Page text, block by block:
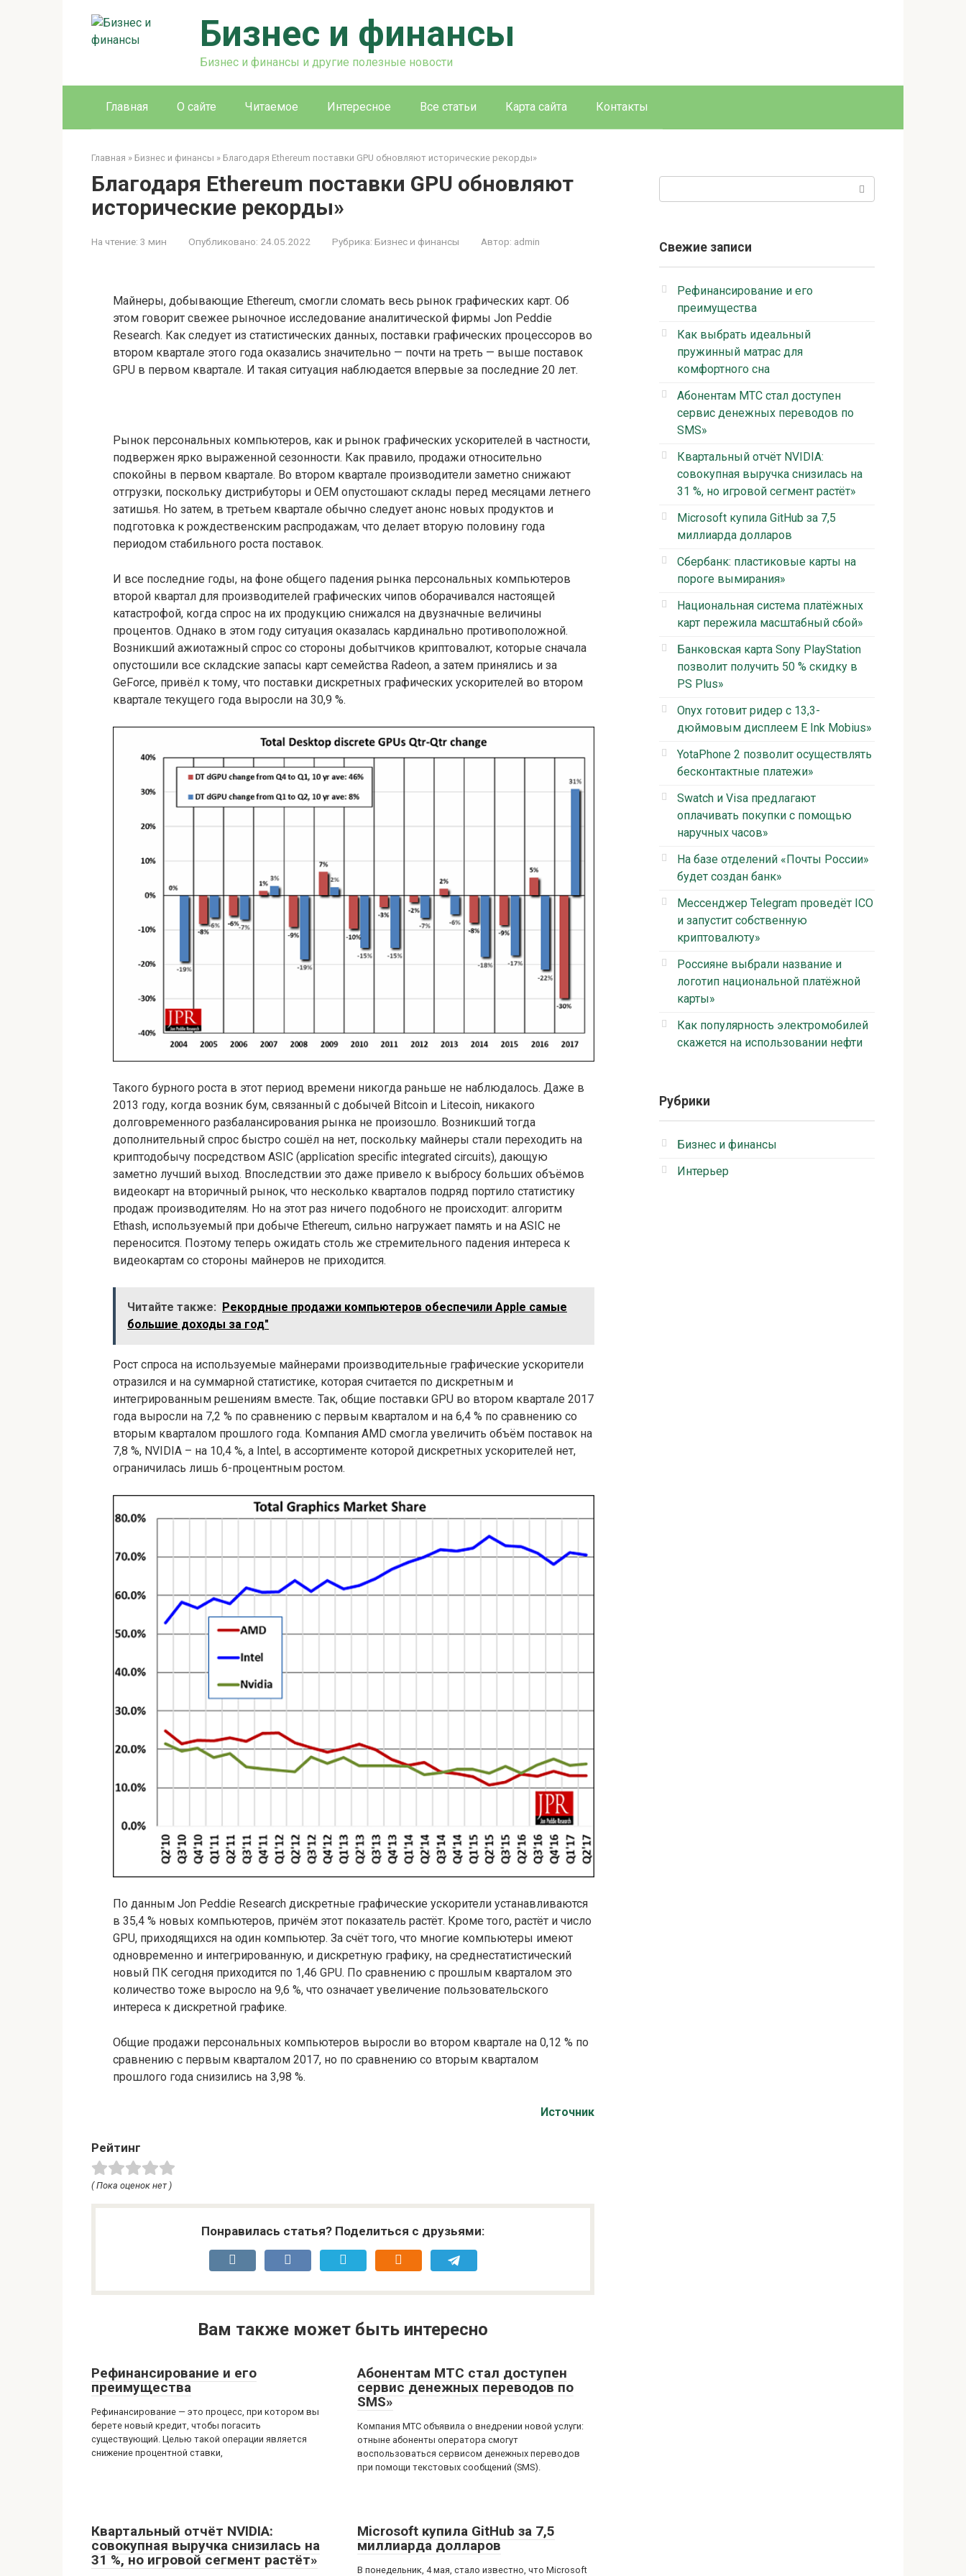
Бизнес и финансы
Бизнес и финансы и другие полезные новости
Главная О сайте Читаемое Интересное Все статьи Карта сайта Контакты
Главная » Бизнес и финансы » Благодаря Ethereum поставки GPU обновляют исторические рекорды»
Благодаря Ethereum поставки GPU обновляют
исторические рекорды»
На чтение: 3 мин Опубликовано: 24.05.2022 Рубрика: Бизнес и финансы Автор: admin
Майнеры, добывающие Ethereum, смогли сломать весь рынок графических карт. Об
этом говорит свежее рыночное исследование аналитической фирмы Jon Peddie
Research. Как следует из статистических данных, поставки графических процессоров во
втором квартале этого года оказались значительно — почти на треть — выше поставок
GPU в первом квартале. И такая ситуация наблюдается впервые за последние 20 лет.
Рынок персональных компьютеров, как и рынок графических ускорителей в частности,
подвержен ярко выраженной сезонности. Как правило, продажи относительно
спокойны в первом квартале. Во втором квартале производители заметно снижают
отгрузки, поскольку дистрибуторы и OEM опустошают склады перед месяцами летнего
затишья. Но затем, в третьем квартале обычно следует анонс новых продуктов и
подготовка к рождественским распродажам, что делает вторую половину года
периодом стабильного роста поставок.
И все последние годы, на фоне общего падения рынка персональных компьютеров
второй квартал для производителей графических чипов оборачивался настоящей
катастрофой, когда спрос на их продукцию снижался на двузначные величины
процентов. Однако в этом году ситуация оказалась кардинально противоположной.
Возникший ажиотажный спрос со стороны добытчиков криптовалют, которые сначала
опустошили все складские запасы карт семейства Radeon, а затем принялись и за
GeForce, привёл к тому, что поставки дискретных графических ускорителей во втором
квартале текущего года выросли на 30,9 %.
Такого бурного роста в этот период времени никогда раньше не наблюдалось. Даже в
2013 году, когда возник бум, связанный с добычей Bitcoin и Litecoin, никакого
долговременного разбалансирования рынка не произошло. Возникший тогда
дополнительный спрос быстро сошёл на нет, поскольку майнеры стали переходить на
криптодобычу посредством ASIC (application specific integrated circuits), дающую
заметно лучший выход. Впоследствии это даже привело к выбросу больших объёмов
видеокарт на вторичный рынок, что несколько кварталов подряд портило статистику
продаж производителям. Но на этот раз ничего подобного не происходит: алгоритм
Ethash, используемый при добыче Ethereum, сильно нагружает память и на ASIC не
переносится. Поэтому теперь ожидать столь же стремительного падения интереса к
видеокартам со стороны майнеров не приходится.
Читайте также:
Рекордные продажи компьютеров обеспечили Apple самые
большие доходы за год"
Рост спроса на используемые майнерами производительные графические ускорители
отразился и на суммарной статистике, которая считается по дискретным и
интегрированным решениям вместе. Так, общие поставки GPU во втором квартале 2017
года выросли на 7,2 % по сравнению с первым кварталом и на 6,4 % по сравнению со
вторым кварталом прошлого года. Компания AMD смогла увеличить объём поставок на
7,8 %, NVIDIA – на 10,4 %, а Intel, в ассортименте которой дискретных ускорителей нет,
ограничилась лишь 6-процентным ростом.
По данным Jon Peddie Research дискретные графические ускорители устанавливаются
в 35,4 % новых компьютеров, причём этот показатель растёт. Кроме того, растёт и число
GPU, приходящихся на один компьютер. За счёт того, что многие компьютеры имеют
одновременно и интегрированную, и дискретную графику, на среднестатистический
новый ПК сегодня приходится по 1,46 GPU. По сравнению с прошлым кварталом это
количество тоже выросло на 9,6 %, что означает увеличение пользовательского
интереса к дискретной графике.
Общие продажи персональных компьютеров выросли во втором квартале на 0,12 % по
сравнению с первым кварталом 2017, но по сравнению со вторым кварталом
прошлого года снизились на 3,98 %.
Источник
Рейтинг
( Пока оценок нет )
Понравилась статья? Поделиться с друзьями:
Вам также может быть интересно
Рефинансирование и его
преимущества
Рефинансирование — это процесс, при котором вы
берете новый кредит, чтобы погасить
существующий. Целью такой операции является
снижение процентной ставки,
Абонентам МТС стал доступен
сервис денежных переводов по
SMS»
Компания МТС объявила о внедрении новой услуги:
отныне абоненты оператора смогут
воспользоваться сервисом денежных переводов
при помощи текстовых сообщений (SMS).
Квартальный отчёт NVIDIA:
совокупная выручка снизилась на
31 %, но игровой сегмент растёт»
Microsoft купила GitHub за 7,5
миллиарда долларов
В понедельник, 4 мая, стало известно, что Microsoft
Свежие записи
Рефинансирование и его
преимущества
Как выбрать идеальный
пружинный матрас для
комфортного сна
Абонентам МТС стал доступен
сервис денежных переводов по
SMS»
Квартальный отчёт NVIDIA:
совокупная выручка снизилась на
31 %, но игровой сегмент растёт»
Microsoft купила GitHub за 7,5
миллиарда долларов
Сбербанк: пластиковые карты на
пороге вымирания»
Национальная система платёжных
карт пережила масштабный сбой»
Банковская карта Sony PlayStation
позволит получить 50 % скидку в
PS Plus»
Onyx готовит ридер с 13,3-
дюймовым дисплеем E Ink Mobius»
YotaPhone 2 позволит осуществлять
бесконтактные платежи»
Swatch и Visa предлагают
оплачивать покупки с помощью
наручных часов»
На базе отделений «Почты России»
будет создан банк»
Мессенджер Telegram проведёт ICO
и запустит собственную
криптовалюту»
Россияне выбрали название и
логотип национальной платёжной
карты»
Как популярность электромобилей
скажется на использовании нефти
Рубрики
Бизнес и финансы
Интерьер